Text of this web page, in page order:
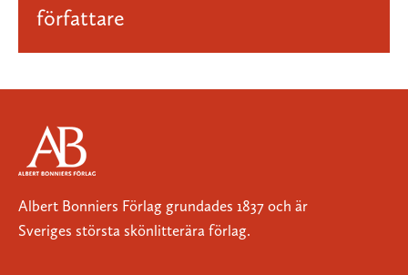
författare
Albert Bonniers Förlag grundades 1837 och är
Sveriges största skönlitterära förlag.